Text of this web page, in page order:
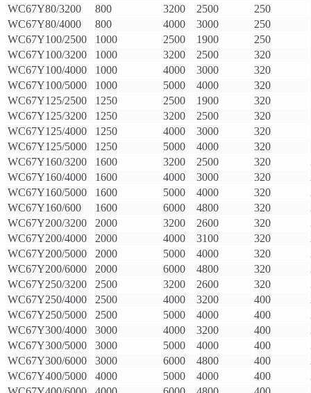
WC67Y80/3200
800 3200 2500 250
WC67Y80/4000
800 4000 3000 250
WC67Y100/2500
1000 2500 1900 250
WC67Y100/3200
1000 3200 2500 320
WC67Y100/4000
1000 4000 3000 320
WC67Y100/5000
1000 5000 4000 320
WC67Y125/2500
1250 2500 1900 320
WC67Y125/3200
1250 3200 2500 320
WC67Y125/4000
1250 4000 3000 320
WC67Y125/5000
1250 5000 4000 320
WC67Y160/3200
1600 3200 2500 320
WC67Y160/4000
1600 4000 3000 320
WC67Y160/5000
1600 5000 4000 320
WC67Y160/600
1600 6000 4800 320
WC67Y200/3200
2000 3200 2600 320
WC67Y200/4000
2000 4000 3100 320
WC67Y200/5000
2000 5000 4000 320
WC67Y200/6000
2000 6000 4800 320
WC67Y250/3200
2500 3200 2600 320
WC67Y250/4000
2500 4000 3200 400
WC67Y250/5000
2500 5000 4000 400
WC67Y300/4000
3000 4000 3200 400
WC67Y300/5000
3000 5000 4000 400
WC67Y300/6000
3000 6000 4800 400
WC67Y400/5000
4000 5000 4000 400